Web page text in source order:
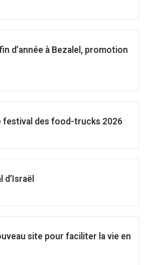
d’année à Bezalel, promotion
festival des food-trucks 2026
site pour faciliter la vie en